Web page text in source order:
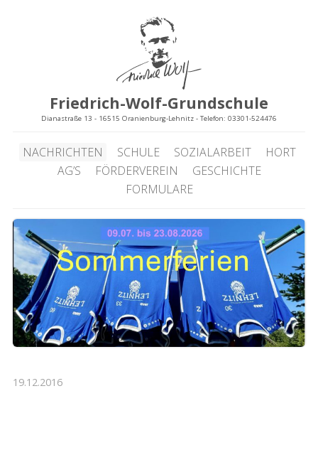
Friedrich-Wolf-Grundschule
Dianastraße 13 - 16515 Oranienburg-Lehnitz - Telefon: 03301-524476
NACHRICHTEN SCHULE SOZIALARBEIT
HORT
AG’S
FÖRDERVEREIN
GESCHICHTE
FORMULARE
19.12.2016